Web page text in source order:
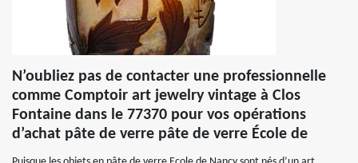
N’oubliez pas de contacter une professionnelle
comme Comptoir art jewelry vintage à Clos
Fontaine dans le 77370 pour vos opérations
d’achat pâte de verre pâte de verre École de